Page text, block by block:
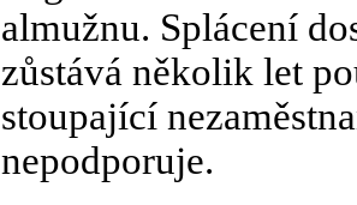
almužnu. Splácení
zůstává několik let
stoupající
nepodporuje.